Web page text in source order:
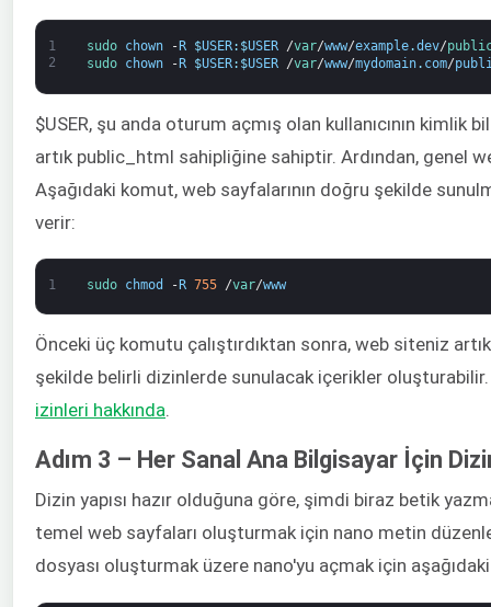
1
2
sudo chown -R $USER: $USER /var/www/example.dev/
sudo chown - R $USER: $USER /var/www/mydomain. com/
$USER, şu anda oturum açmış olan kullanıcının kimlik
artık public_html sahipliğine sahiptir. Ardından, genel
Aşağıdaki komut, web sayfalarının doğru şekilde
verir:
1 sudo chmod - R 755 /var/www
Önceki üç komutu çalıştırdıktan sonra, web siteniz
şekilde belirli dizinlerde sunulacak içerikler
izinleri hakkında.
Adım 3 – Her Sanal Ana Bilgisayar İçin
Dizin yapısı hazır olduğuna göre, şimdi biraz betik
temel web sayfaları oluşturmak için nano metin
dosyası oluşturmak üzere nano'yu açmak için